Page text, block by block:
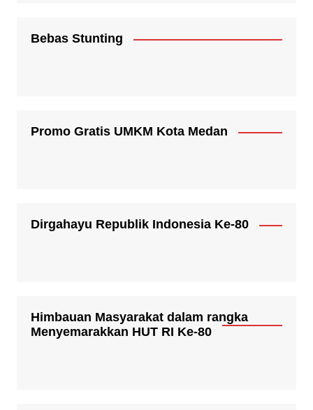
Bebas Stunting
Promo Gratis UMKM Kota Medan
Dirgahayu Republik Indonesia Ke-80
Himbauan Masyarakat dalam rangka
Menyemarakkan HUT RI Ke-80